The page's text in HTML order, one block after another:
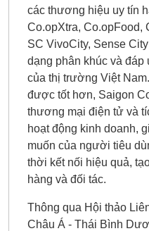
các thương hiệu uy tín
Co.opXtra, Co.opFood,
SC VivoCity, Sense
dạng phân khúc và đáp
của thị trường Việt
được tốt hơn, Saigon
thương mại điện tử và
hoạt động kinh doanh,
muốn của người tiêu
thời kết nối hiệu quả,
hàng và đối tác.
Thông qua Hội thảo
Châu Á - Thái Bình